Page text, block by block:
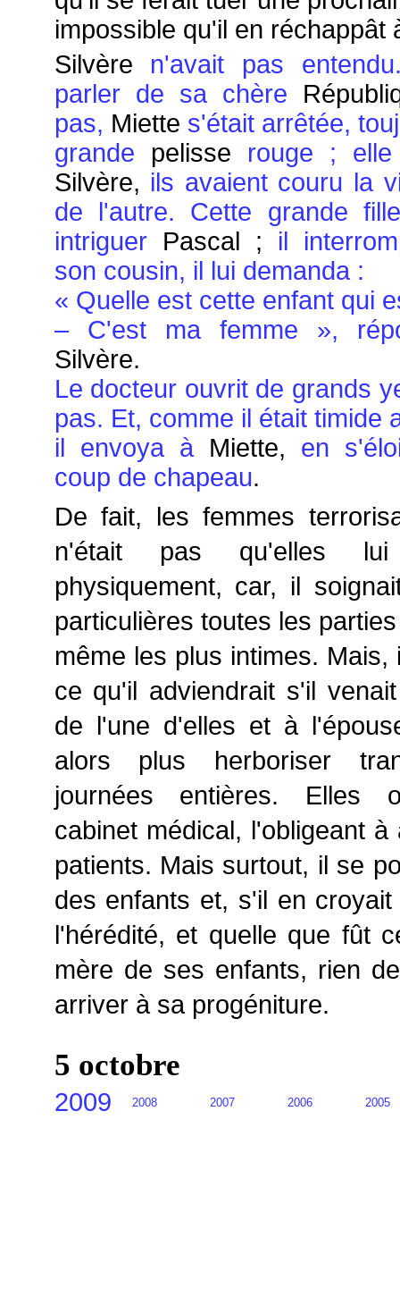
impossible qu'il en réchappât
Silvère n'avait pas
parler de sa chère
pas, Miette s'était arrêtée,
grande pelisse rouge ;
Silvère, ils avaient couru la
de l'autre. Cette grande
intriguer Pascal ; il
son cousin, il lui demanda :
« Quelle est cette enfant qui
– C'est ma femme »,
Silvère.
Le docteur ouvrit de grands
pas. Et, comme il était timide
il envoya àMiette, en
coup de chapeau.
De fait, les femmes
n'était pas qu'elles
physiquement, car, il
particulières toutes les
même les plus intimes. Mais,
ce qu'il adviendrait s'il
de l'une d'elles et à
alors plus herboriser
journées entières. Elles
cabinet médical, l'obligeant
patients. Mais surtout, il se
des enfants et, s'il en
l'hérédité, et quelle que fût
mère de ses enfants, rien
arriver à sa progéniture.
5 octobre
2009 2008 2007 2006 2005